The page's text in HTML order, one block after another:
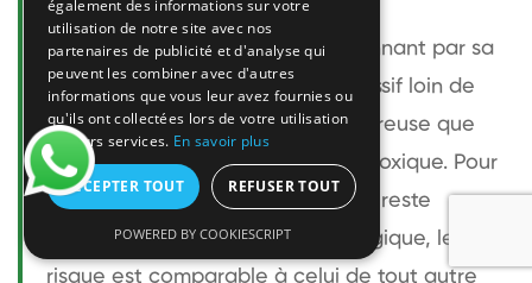
Le frelon européen est impressionnant par sa
taille mais relativement peu agressif loin de
son nid. Sa piqûre est plus douloureuse que
celle d'une guêpe sans être plus toxique. Pour
une personne non allergique, elle reste
bénigne. Pour une personne allergique, le
risque est comparable à celui de tout autre
également des informations sur votre
utilisation de notre site avec nos
partenaires de publicité et d'analyse qui
peuvent les combiner avec d'autres
informations que vous leur avez fournies ou
qu'ils ont collectées lors de votre utilisation
de leurs services. En savoir plus
ACCEPTER TOUT REFUSER TOUT
POWERED BY COOKIESCRIPT